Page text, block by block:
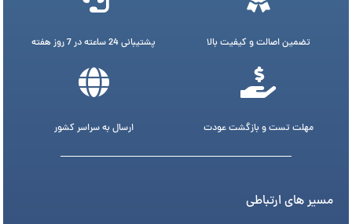
تضمین اصالت و کیفیت بالا پشتیبانی 24 ساعته در 7 روز هفته
مهلت تست و بازگشت عودت ارسال به سراسر کشور
مسیر های ارتباطی